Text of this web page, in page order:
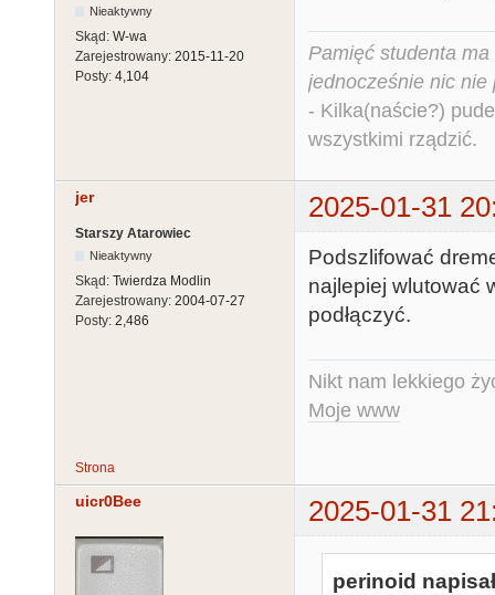
Nieaktywny
Skąd: W-wa
Zarejestrowany: 2015-11-20
Posty: 4,104
Pamięć studenta
jednocześnie nic nie
- Kilka(naście?)
wszystkimi rządzić.
jer 2025-01-31
Starszy Atarowiec
Nieaktywny
Skąd: Twierdza Modlin
Zarejestrowany: 2004-07-27
Posty: 2,486
Podszlifować
najlepiej wlutować
podłączyć.
Nikt nam lekkiego
Moje www
Strona
uicr0Bee 2025-01-31
perinoid